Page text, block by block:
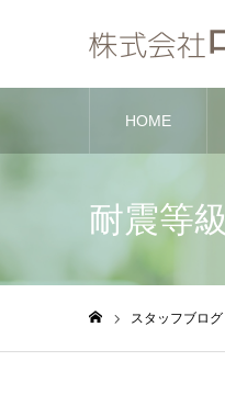
HOME
耐震等級
スタッフブログ